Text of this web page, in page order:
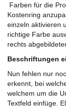
Farben für die
Kostenring
einzeln aktivieren
richtige Farbe
rechts
Beschriftungen
Nun fehlen nur
erkennt, bei
welchem um die
Textfeld einfüge.